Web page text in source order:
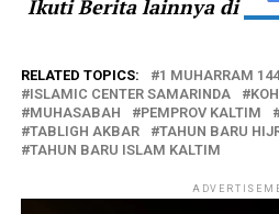
Ikuti Berita lainnya di
RELATED TOPICS: 1 MUHARRAM
ISLAMIC CENTER SAMARINDA
MUHASABAH
PEMPROV KALTIM
TABLIGH AKBAR
TAHUN BARU
TAHUN BARU ISLAM KALTIM